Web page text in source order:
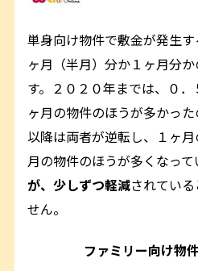
単身向け物件で敷金が発生
ヶ月（半月）分か１ヶ月分
す。２０２０年までは、０
ヶ月の物件のほうが多かっ
以降は両者が逆転し、１ヶ
月の物件のほうが多くなって
が、少しずつ軽減されてい
せん。
ファミリー向け物